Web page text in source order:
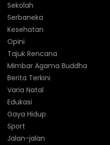
Sekolah
Serbaneka
Kesehatan
Opini
Tajuk Rencana
Mimbar Agama Buddha
Berita Terkini
Varia Natal
Edukasi
Gaya Hidup
Sport
Jalan-jalan